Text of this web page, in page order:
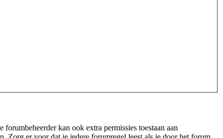
kan ook extra permissies toestaan aan